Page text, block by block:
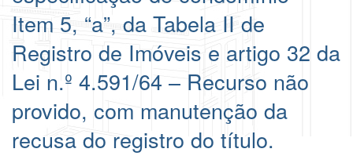
Item 5, “a”, da Tabela II de
Registro de Imóveis e artigo 32 da
Lei n.º 4.591/64 – Recurso não
provido, com manutenção da
recusa do registro do título.